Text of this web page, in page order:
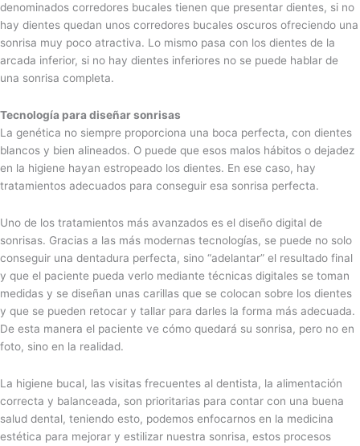
denominados corredores bucales tienen que presentar dientes, si no
hay dientes quedan unos corredores bucales oscuros ofreciendo una
sonrisa muy poco atractiva. Lo mismo pasa con los dientes de la
arcada inferior, si no hay dientes inferiores no se puede hablar de
una sonrisa completa.
Tecnología para diseñar sonrisas
La genética no siempre proporciona una boca perfecta, con dientes
blancos y bien alineados. O puede que esos malos hábitos o dejadez
en la higiene hayan estropeado los dientes. En ese caso, hay
tratamientos adecuados para conseguir esa sonrisa perfecta.
Uno de los tratamientos más avanzados es el diseño digital de
sonrisas. Gracias a las más modernas tecnologías, se puede no solo
conseguir una dentadura perfecta, sino “adelantar” el resultado final
y que el paciente pueda verlo mediante técnicas digitales se toman
medidas y se diseñan unas carillas que se colocan sobre los dientes
y que se pueden retocar y tallar para darles la forma más adecuada.
De esta manera el paciente ve cómo quedará su sonrisa, pero no en
foto, sino en la realidad.
La higiene bucal, las visitas frecuentes al dentista, la alimentación
correcta y balanceada, son prioritarias para contar con una buena
salud dental, teniendo esto, podemos enfocarnos en la medicina
estética para mejorar y estilizar nuestra sonrisa, estos procesos